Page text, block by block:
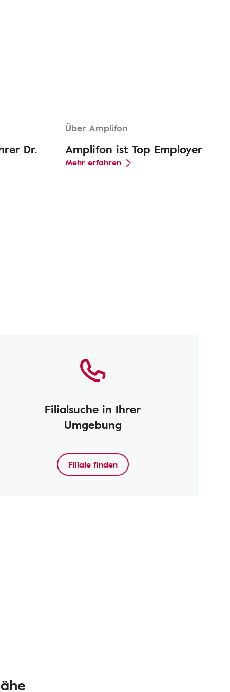
Dr.
Über Amplifon
Amplifon ist Top Employer
Mehr erfahren
Filialsuche in Ihrer
Umgebung
Filiale finden